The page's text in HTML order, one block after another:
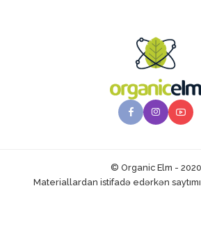
© Organic Elm - 2020
Materiallardan istifadə edərkən